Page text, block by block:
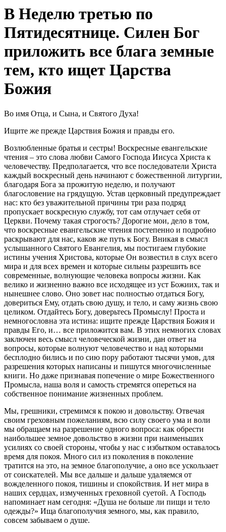
В Неделю третью по
Пятидесятнице. Силен Бог
приложить все блага земные
тем, кто ищет Царства
Божия
Во имя Отца, и Сына, и Святого Духа!
Ищите же прежде Царствия Божия и правды его.
Возлюбленные братья и сестры! Воскресные евангельские
чтения – это слова любви Самого Господа Иисуса Христа к
человечеству. Предполагается, что все последователи Христа
каждый воскресный день начинают с божественной литургии,
благодаря Бога за прожитую неделю, и получают
благословение на грядущую. Устав церковный предупреждает
нас: кто без уважительной причины три раза подряд
пропускает воскресную службу, тот сам отлучает себя от
Церкви. Почему такая строгость? Дорогие мои, дело в том,
что воскресные евангельские чтения постепенно и подробно
раскрывают для нас, каков же путь к Богу. Вникая в смысл
услышанного Святого Евангелия, мы постигаем глубокие
истины учения Христова, которые Он возвестил в слух всего
мира и для всех времен и которые сильны разрешить все
современные, волнующие человека вопросы жизни. Как
велико и жизненно важно все исходящее из уст Божиих, так и
нынешнее слово. Оно зовет нас полностью отдаться Богу,
довериться Ему, отдать свою душу, и тело, и саму жизнь свою
целиком. Отдайтесь Богу, доверьтесь Промыслу! Проста и
немногословна эта истина: ищите прежде Царствия Божия и
правды Его, и… все приложится вам. В этих немногих словах
заключен весь смысл человеческой жизни, дан ответ на
вопросы, которые волнуют человечество и над которыми
бесплодно бились и по сию пору работают тысячи умов, для
разрешения которых написаны и пишутся многочисленные
книги. Но даже признавая попечение о мире Божественного
Промысла, наша воля и самость стремятся опереться на
собственное понимание жизненных проблем.
Мы, грешники, стремимся к покою и довольству. Отвечая
своим греховным пожеланиям, всю силу своего ума и воли
мы обращаем на разрешение одного вопроса: как обрести
наибольшее земное довольство в жизни при наименьших
усилиях со своей стороны, чтобы у нас с избытком оставалось
время для покоя. Много сил из поколения в поколение
тратится на это, на земное благополучие, а оно все ускользает
от соискателей. Мы все дальше и дальше удаляемся от
вожделенного покоя, тишины и спокойствия. И нет мира в
наших сердцах, измученных греховной суетой. А Господь
напоминает нам сегодня: «Душа не больше ли пищи и тело
одежды?» Ища благополучия земного, мы, как правило,
совсем забываем о душе.